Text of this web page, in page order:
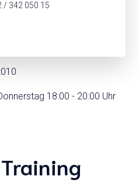
/ 342 050 15
18:00 - 20:00 Uhr
Training